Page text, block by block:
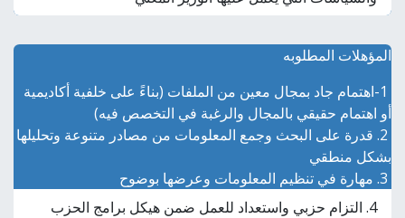
المؤهلات المطلوبه
1-اهتمام جاد بمجال معين من الملفات (بناءً على خلفية أكاديمية
أو اهتمام حقيقي بالمجال والرغبة في التخصص فيه)
2. قدرة على البحث وجمع المعلومات من مصادر متنوعة وتحليلها
بشكل منطقي
4. التزام حزبي واستعداد للعمل ضمن هيكل برامج الحزب